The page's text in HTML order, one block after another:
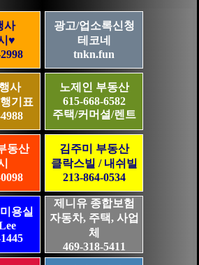
사
♥
광고/업소록신청
테코네
tnkn.fun
사
기표
노제인 부동산
615-668-6582
주택/커머셜/렌트
동산
김주미 부동산
클락스빌 / 내쉬빌
213-864-0534
용실
제니유 종합보험
자동차, 주택, 사업
체
469-318-5411